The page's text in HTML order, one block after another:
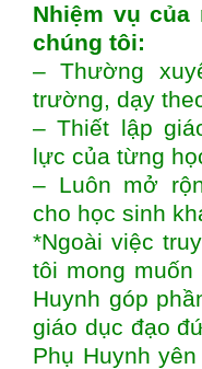
Nhiệm vụ
chúng tôi:
– Thường
trường, dạy
– Thiết lập
lực của từng
– Luôn mở
cho học sinh
*Ngoài việc
tôi mong
Huynh góp
giáo dục đạo
Phụ Huynh